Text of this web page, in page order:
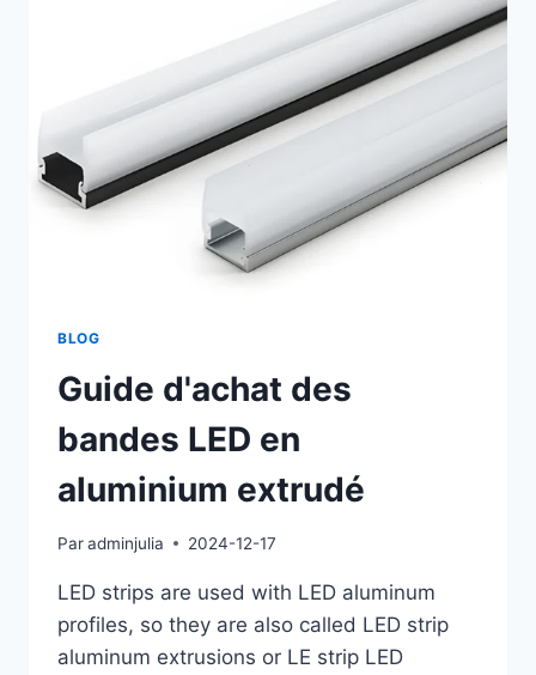
BLOG
Guide d'achat des
bandes LED en
aluminium extrudé
Paradminjulia 2024-12-17
LED strips are used with LED aluminum
profiles, so they are also called LED strip
aluminum extrusions or LE strip LED